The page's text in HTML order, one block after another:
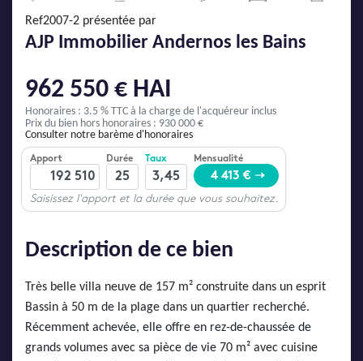
AJP Actualités
Service Qualité Clients
Ref2007-2 présentée par
AJP Immobilier Andernos les Bains
962 550 € HAI
Honoraires : 3.5 % TTC à la charge de l'acquéreur inclus
Prix du bien hors honoraires : 930 000 €
Consulter notre barème d'honoraires
Description de ce bien
Très belle villa neuve de 157 m² construite dans un esprit
Bassin à 50 m de la plage dans un quartier recherché.
Récemment achevée, elle offre en rez-de-chaussée de
grands volumes avec sa pièce de vie 70 m² avec cuisine